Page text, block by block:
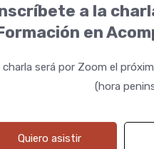
a la
en
charla será por Zoom el
(hora
Quiero asistir